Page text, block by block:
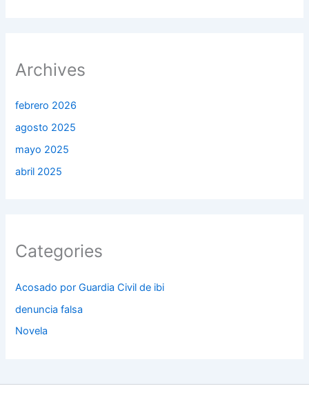
Archives
febrero 2026
agosto 2025
mayo 2025
abril 2025
Categories
Acosado por Guardia Civil de ibi
denuncia falsa
Novela